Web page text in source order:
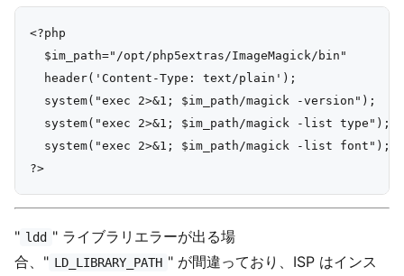
<?php
  $im_path="/opt/php5extras/ImageMagick/bin"
  header('Content-Type: text/plain');
  system("exec 2>&1; $im_path/magick -version");
  system("exec 2>&1; $im_path/magick -list type");
  system("exec 2>&1; $im_path/magick -list font");
" ldd " ライブラリエラーが出る場
合、" LD_LIBRARY_PATH " が間違っており、ISP はインス